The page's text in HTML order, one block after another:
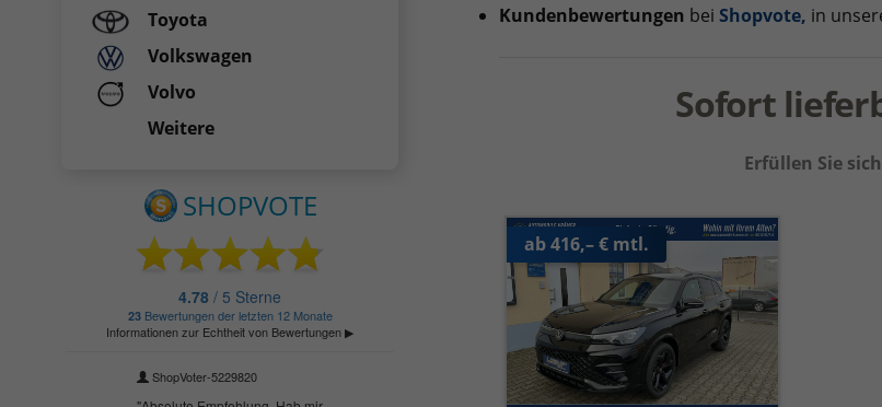
Kundenbewertungen bei Shopvote, in
Sofort
Erfüllen Sie
ab 416,– € mtl.
Toyota
Volkswagen
Volvo
Weitere